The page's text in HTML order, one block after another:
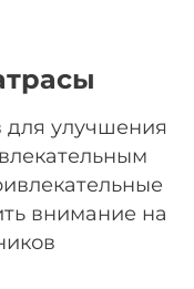
для улучшения
внимание на
раз в 2 недели